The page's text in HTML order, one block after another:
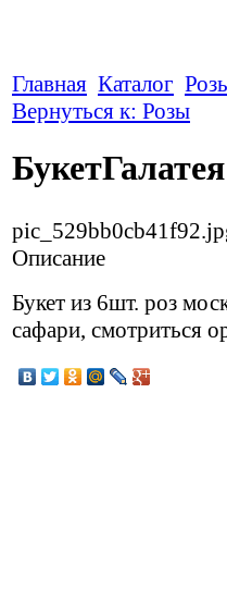
Главная Каталог
Вернуться к: Розы
БукетГалатея
Описание
Букет из 6шт. роз
сафари, смотриться